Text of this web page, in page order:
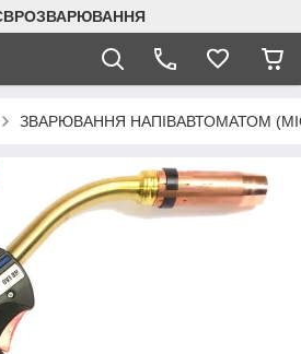
ЗВАРЮВАННЯ НАПІВАВТОМАТОМ